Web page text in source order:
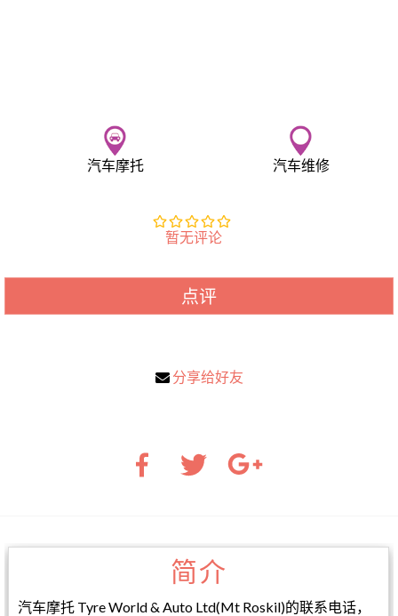
汽车摩托 汽车维修
暂无评论
点评
分享给好友
简介
汽车摩托 Tyre World & Auto Ltd(Mt Roskil)的联系电话，